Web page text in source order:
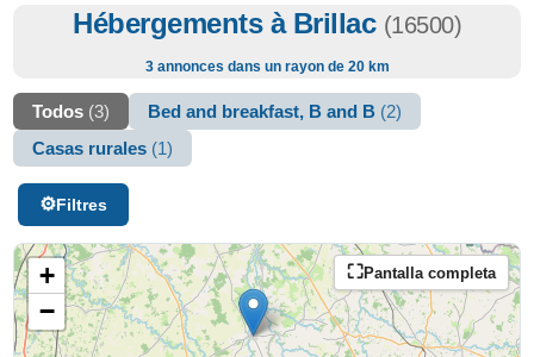
Hébergements à Brillac (16500)
3 annonces dans un rayon de 20 km
Todos (3) Bed and breakfast, B and B (2)
Casas rurales (1)
Filtres
Pantalla completa
+
−